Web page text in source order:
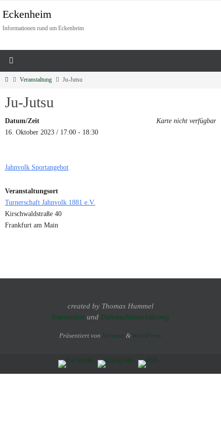
Eckenheim
Informationen rund um Eckenheim
Veranstaltung Ju-Jutsu
Ju-Jutsu
Karte nicht verfügbar
Datum/Zeit
16. Oktober 2023 / 17:00 - 18:30
Jahnvolk Sportangebot
Veranstaltungsort
Turnerschaft Jahnvolk 1881 e.V.
Kirschwaldstraße 40
Frankfurt am Main
created by Thomas Hummel
Impressum und Datenschutzerklärung
Präsentiert von Nirvana & WordPress.